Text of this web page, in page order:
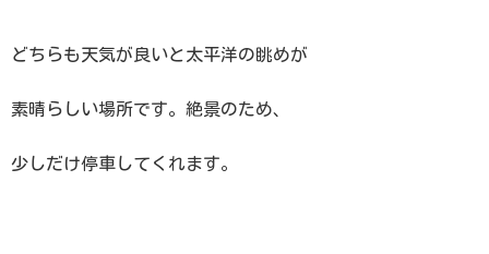
どちらも天気が良いと太平洋の眺めが
素晴らしい場所です。絶景のため、
少しだけ停車してくれます。